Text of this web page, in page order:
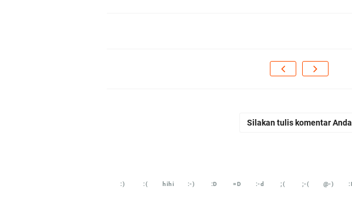
Silakan tulis komentar Anda
:) :( hihi :-) :D =D :-d ;( ;-( @-)